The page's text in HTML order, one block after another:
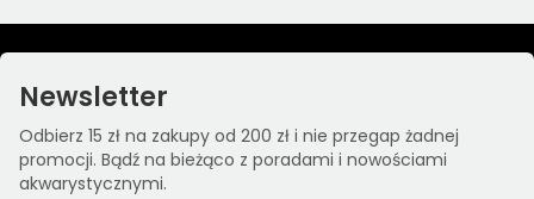
Newsletter
Odbierz 15 zł na zakupy od 200 zł i nie przegap żadnej
promocji. Bądź na bieżąco z poradami i nowościami
akwarystycznymi.